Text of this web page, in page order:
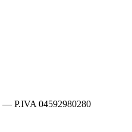
— P.IVA 04592980280